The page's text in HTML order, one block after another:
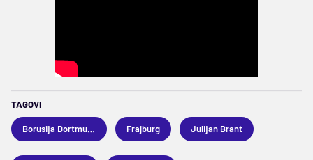
TAGOVI
Borusija Dortmund Frajburg Julijan Brant